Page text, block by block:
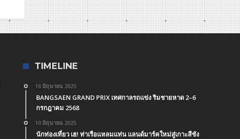
TIMELINE
16 มิถุนายน 2025
BANGSAEN GRAND PRIX เทศกาลรถแข่ง ริมชายหาด 2–6
กรกฎาคม 2568
10 มิถุนายน 2025
นักท่องเที่ยว เฮ! ท่าเรือแหลมแท่น แลนด์มาร์คใหม่สู่เกาะสีชัง